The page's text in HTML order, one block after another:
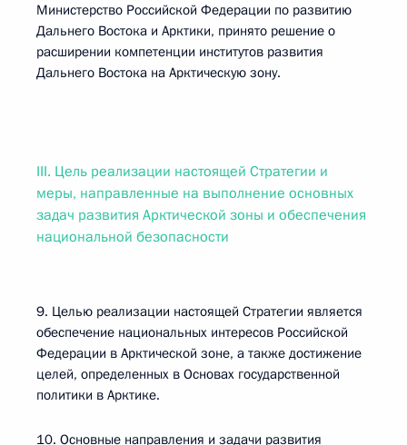
Министерство Российской Федерации по развитию
Дальнего Востока и Арктики, принято решение о
расширении компетенции институтов развития
Дальнего Востока на Арктическую зону.
III. Цель реализации настоящей Стратегии и
меры, направленные на выполнение основных
задач развития Арктической зоны и обеспечения
национальной безопасности
9. Целью реализации настоящей Стратегии является
обеспечение национальных интересов Российской
Федерации в Арктической зоне, а также достижение
целей, определенных в Основах государственной
политики в Арктике.
10. Основные направления и задачи развития